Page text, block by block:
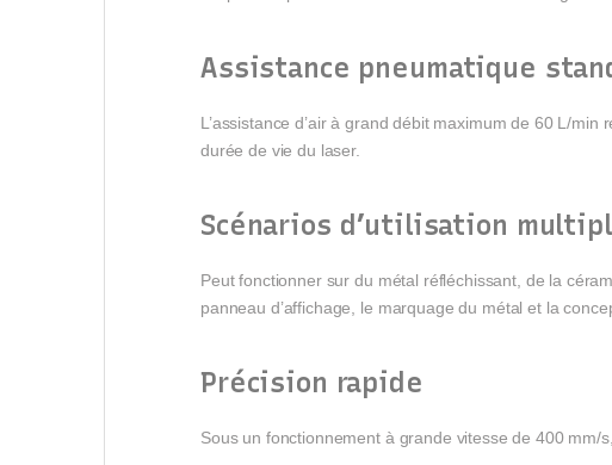
Assistance pneumatique
L’assistance d’air à grand débit maximum de 60 L/
durée de vie du laser.
Scénarios d’utilisation
Peut fonctionner sur du métal réfléchissant, de la
panneau d’affichage, le marquage du métal et la
Précision rapide
Sous un fonctionnement à grande vitesse de 400